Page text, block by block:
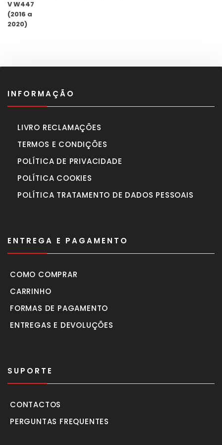
INFORMAÇÃO
LIVRO RECLAMAÇÕES
TERMOS E CONDIÇÕES
POLÍTICA DE PRIVACIDADE
POLÍTICA COOKIES
POLÍTICA TRATAMENTO DE DADOS PESSOAIS
ENTREGA E PAGAMENTO
COMO COMPRAR
CARRINHO
FORMAS DE PAGAMENTO
ENTREGAS E DEVOLUÇÕES
SUPORTE
CONTACTOS
PERGUNTAS FREQUENTES